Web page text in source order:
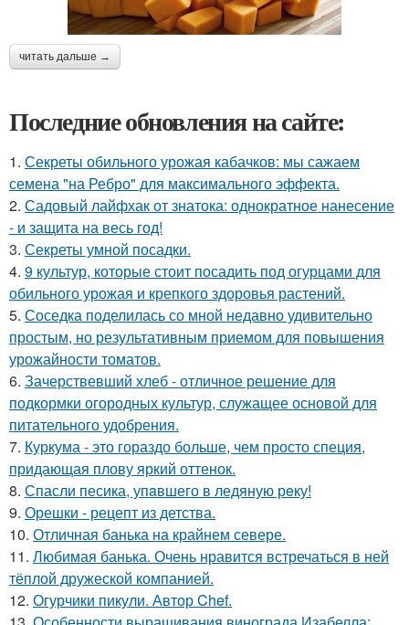
читать дальше →
Последние обновления на сайте:
1. Секреты обильного урожая кабачков: мы сажаем
семена "на Ребро" для максимального эффекта.
2. Садовый лайфхак от знатока: однократное нанесение
- и защита на весь год!
3. Секреты умной посадки.
4. 9 культур, которые стоит посадить под огурцами для
обильного урожая и крепкого здоровья растений.
5. Соседка поделилась со мной недавно удивительно
простым, но результативным приемом для повышения
урожайности томатов.
6. Зачерствевший хлеб - отличное решение для
подкормки огородных культур, служащее основой для
питательного удобрения.
7. Куркума - это гораздо больше, чем просто специя,
придающая плову яркий оттенок.
8. Спасли песика, упaвшего в ледяную рeку!
9. Орешки - рецепт из детства.
10. Отличная банька на крайнем севере.
11. Любимая банька. Очень нравится встречаться в ней
тёплой дружеской компанией.
12. Огурчики пикули. Автор Chef.